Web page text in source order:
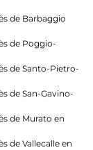
de Barbaggio
de Poggio-
de Santo-Pietro-
de San-Gavino-
de Murato en
de Vallecalle en